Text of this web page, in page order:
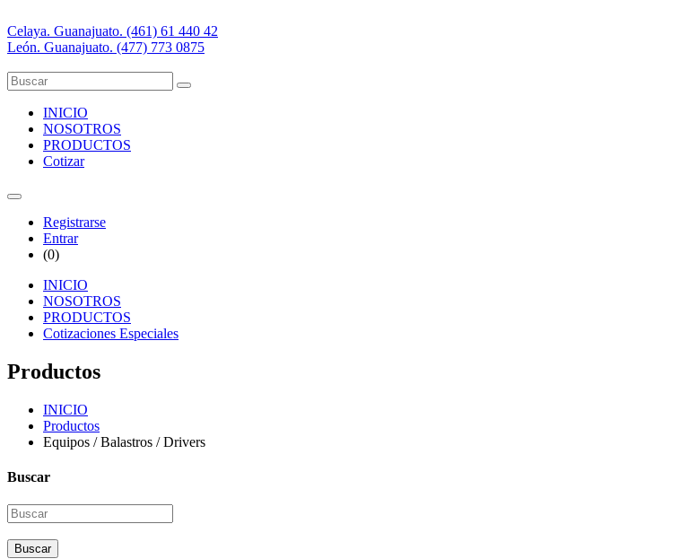
Celaya. Guanajuato. (461) 61 440 42
León. Guanajuato. (477) 773 0875
INICIO
NOSOTROS
PRODUCTOS
Cotizar
Registrarse
Entrar
(0)
INICIO
NOSOTROS
PRODUCTOS
Cotizaciones Especiales
Productos
INICIO
Productos
Equipos / Balastros / Drivers
Buscar
Buscar